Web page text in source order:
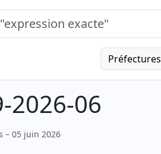
exacte"
Préfectures
2026-06
– 05 juin 2026